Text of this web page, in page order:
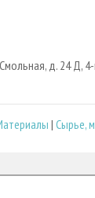
д. 24 Д,
| Сырье,